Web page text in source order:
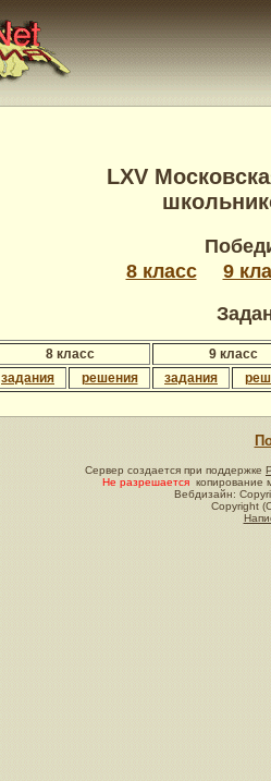
LXV
8 класс
9
8 класс
9 класс
задания
решения задания
Сервер создается при поддержке
Не разрешается копирование
Вебдизайн:
Copyright